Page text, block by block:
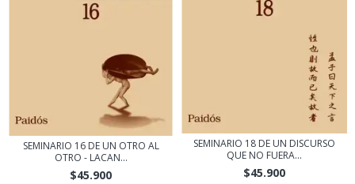
SEMINARIO 16 DE UN OTRO AL
OTRO - LACAN...
$45.900
SEMINARIO 18 DE UN DISCURSO
QUE NO FUERA...
$45.900